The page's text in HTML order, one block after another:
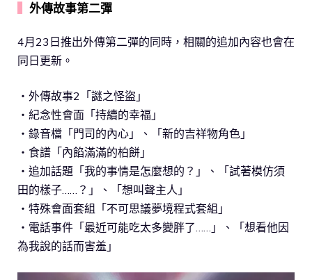
外傳故事第二彈
4月23日推出外傳第二彈的同時，相關的追加內容也會在
同日更新。
・外傳故事2「謎之怪盜」
・紀念性會面「持續的幸福」
・錄音檔「門司的內心」、「新的吉祥物角色」
・食譜「內餡滿滿的柏餅」
・追加話題「我的事情是怎麼想的？」、「試著模仿須
田的樣子……？」、「想叫聲主人」
・特殊會面套組「不可思議夢境程式套組」
・電話事件「最近可能吃太多變胖了……」、「想看他因
為我說的話而害羞」